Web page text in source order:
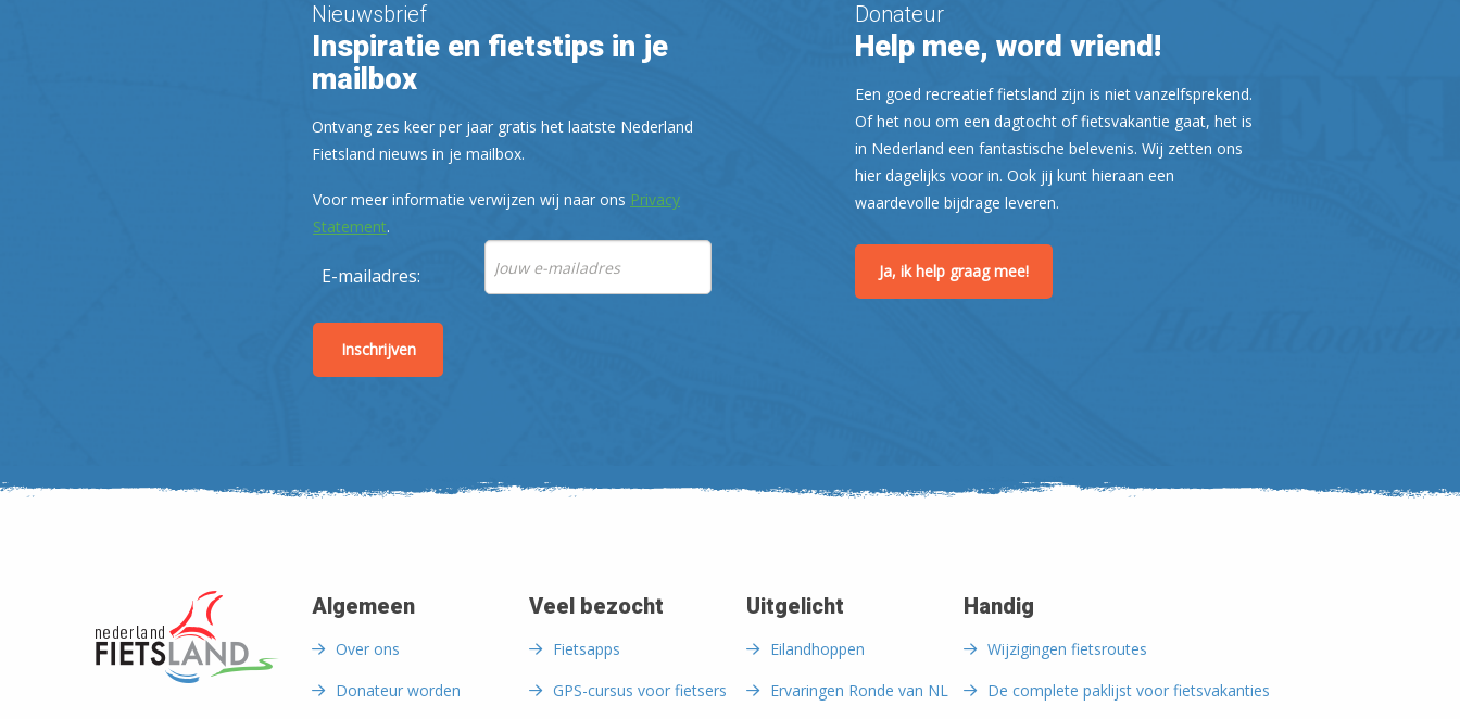
| ©OpenStreetMap
Nieuwsbrief
Inspiratie en fietstips in je
mailbox
Ontvang zes keer per jaar gratis het laatste Nederland
Fietsland nieuws in je mailbox.
Voor meer informatie verwijzen wij naar ons Privacy
Statement.
E-mailadres:
Donateur
Help mee, word vriend!
Een goed recreatief fietsland zijn is niet vanzelfsprekend.
Of het nou om een dagtocht of fietsvakantie gaat, het is
in Nederland een fantastische belevenis. Wij zetten ons
hier dagelijks voor in. Ook jij kunt hieraan een
waardevolle bijdrage leveren.
Ja, ik help graag mee!
Algemeen
Over ons
Donateur worden
Veel bezocht
Fietsapps
GPS-cursus voor fietsers
Uitgelicht
Eilandhoppen
Ervaringen Ronde van NL
Handig
Wijzigingen fietsroutes
De complete paklijst voor fietsvakanties